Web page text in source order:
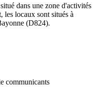
dans une zone d'activités
les locaux sont situés à
(D824).
communicants